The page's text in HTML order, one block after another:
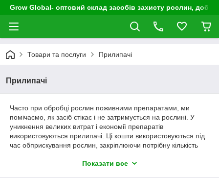
Grow Global- оптовий склад засобів захисту рослин,
Товари та послуги Прилипачі
Прилипачі
Часто при обробці рослин поживними препаратами, ми
помічаємо, як засіб стікає і не затримується на рослині. У
уникнення великих витрат і економії препаратів
використовуються прилипачі. Ці кошти використовуються під
час обприскування рослин, закріплюючи потрібну кількість
обробляють прилипачем, а потім іншими підгодівлями та
Показати все